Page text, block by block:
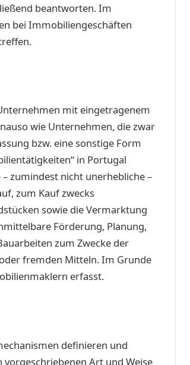
beantworten. Im
bei Immobiliengeschäften
mit eingetragenem
wie Unternehmen, die zwar
bzw. eine sonstige Form
in Portugal
zumindest nicht unerhebliche –
zum Kauf zwecks
sowie die Vermarktung
Förderung, Planung,
zum Zwecke der
fremden Mitteln. Im Grunde
erfasst.
definieren und
Art und Weise